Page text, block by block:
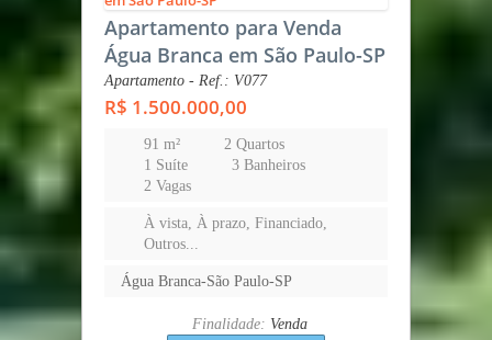
Apartamento para Venda
Água Branca em São Paulo-SP
Apartamento - Ref.: V077
R$ 1.500.000,00
91 m²
2 Quartos
1 Suíte
3 Banheiros
2 Vagas
À vista, À prazo, Financiado,
Outros...
Água Branca-São Paulo-SP
Finalidade: Venda